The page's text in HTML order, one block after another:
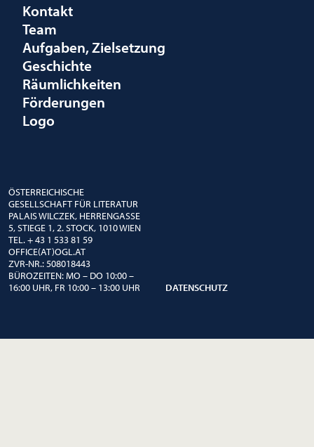
Kontakt
Team
Aufgaben, Zielsetzung
Geschichte
Räumlichkeiten
Förderungen
Logo
ÖSTERREICHISCHE
GESELLSCHAFT FÜR LITERATUR
PALAIS WILCZEK, HERRENGASSE
5, STIEGE 1, 2. STOCK, 1010 WIEN
TEL. + 43 1 533 81 59
OFFICE(AT)OGL.AT
ZVR-NR.: 508018443
BÜROZEITEN: MO – DO 10:00 –
16:00 UHR, FR 10:00 – 13:00 UHR
DATENSCHUTZ